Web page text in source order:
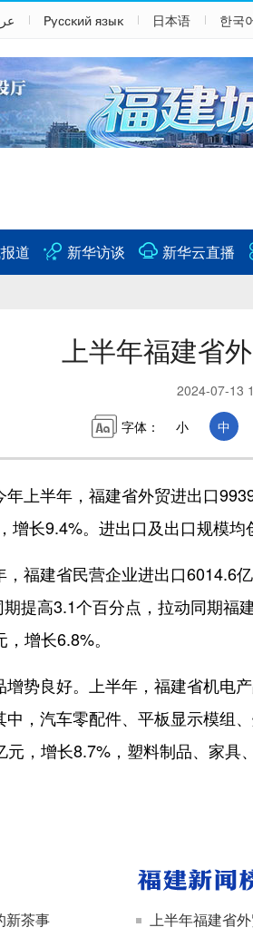
Русский язык 日本语 한국
道 新华访谈 新华云直播
上半年福建省
2024-07-13
字体：
小 中
半年，福建省外贸进出口
长9.4%。进出口及出口规模均
建省民营企业进出口6014.6
提高3.1个百分点，拉动同期福
增长6.8%。
良好。上半年，福建省机电
，汽车零配件、平板显示模组
，增长8.7%，塑料制品、家具
新茶事
上半年福建省